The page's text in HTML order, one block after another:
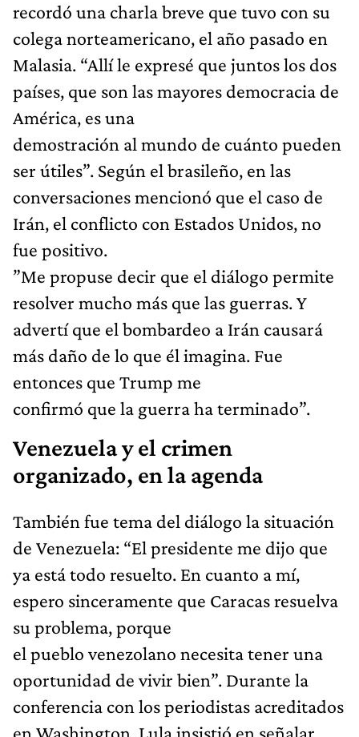
recordó una charla breve que tuvo con su
colega norteamericano, el año pasado en
Malasia. “Allí le expresé que juntos los dos
países, que son las mayores democracia de
América, es una
demostración al mundo de cuánto pueden
ser útiles”. Según el brasileño, en las
conversaciones mencionó que el caso de
Irán, el conflicto con Estados Unidos, no
fue positivo.
”Me propuse decir que el diálogo permite
resolver mucho más que las guerras. Y
advertí que el bombardeo a Irán causará
más daño de lo que él imagina. Fue
entonces que Trump me
confirmó que la guerra ha terminado”.
Venezuela y el crimen
organizado, en la agenda
También fue tema del diálogo la situación
de Venezuela: “El presidente me dijo que
ya está todo resuelto. En cuanto a mí,
espero sinceramente que Caracas resuelva
su problema, porque
el pueblo venezolano necesita tener una
oportunidad de vivir bien”. Durante la
conferencia con los periodistas acreditados